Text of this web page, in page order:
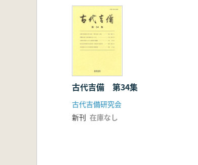
古代吉備 第34集
古代吉備研究会
新刊 在庫なし